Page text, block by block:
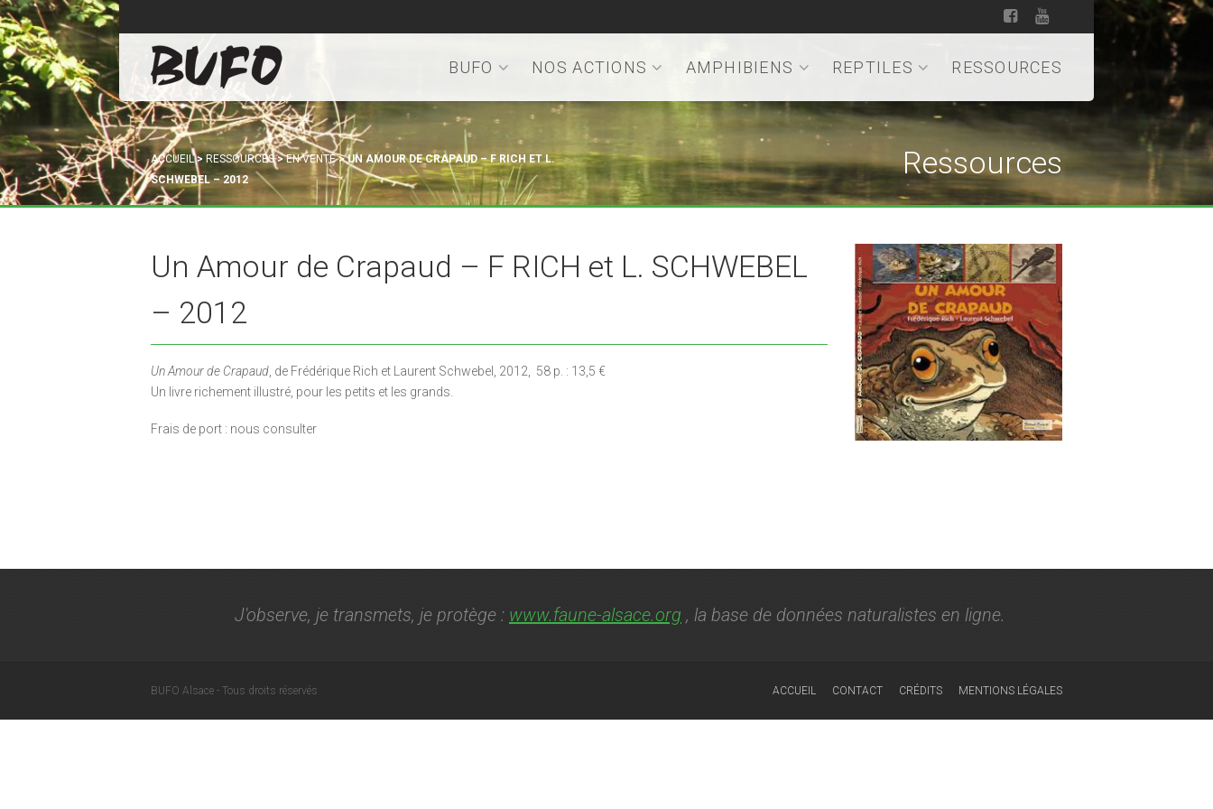
BUFO NOS ACTIONS AMPHIBIENS REPTILES RESSOURCES
ACCUEIL> RESSOURCES>EN VENTE>UN AMOUR DE CRAPAUD – F RICH ET L.
SCHWEBEL – 2012
Ressources
Un Amour de Crapaud – F RICH et L. SCHWEBEL
– 2012
Un Amour de Crapaud , de Frédérique Rich et Laurent Schwebel, 2012, 58 p. : 13,5 €
Un livre richement illustré, pour les petits et les grands.
Frais de port : nous consulter
J'observe, je transmets, je protège : www.faune-alsace.org , la base de données naturalistes en ligne.
BUFO Alsace - Tous droits réservés ACCUEIL CONTACT CRÉDITS MENTIONS LÉGALES